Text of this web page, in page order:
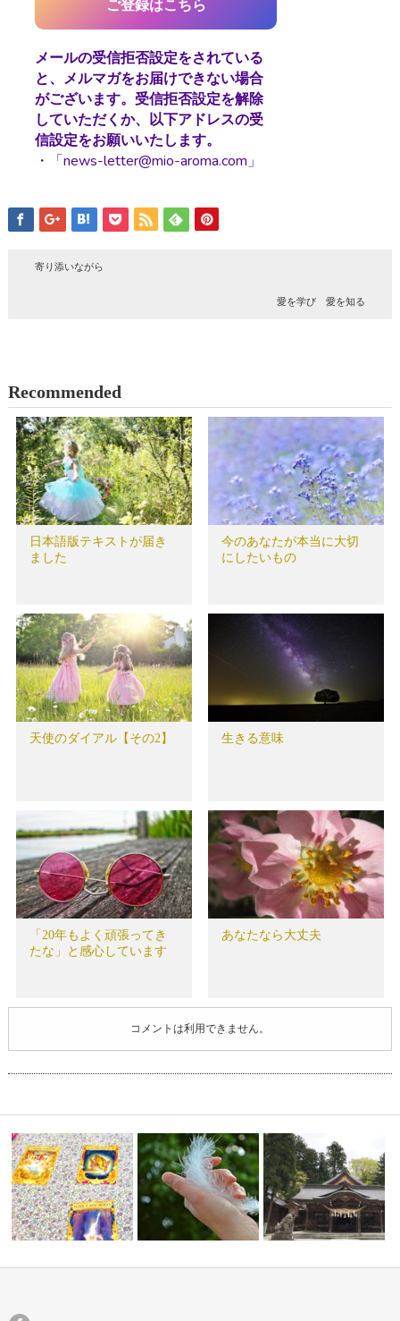
メールの受信拒否設定をされている
と、メルマガをお届けできない場合
がございます。受信拒否設定を解除
していただくか、以下アドレスの受
信設定をお願いいたします。
・「news-letter@mio-aroma.com」
寄り添いながら
愛を学び 愛を知る
Recommended
日本語版テキストが届き
ました
今のあなたが本当に大切
にしたいもの
天使のダイアル【その2】 生きる意味
「20年もよく頑張ってき
たな」と感心しています
あなたなら大丈夫
コメントは利用できません。